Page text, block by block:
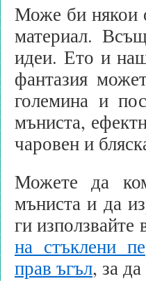
Може би някои
материал.
идеи. Ето и
фантазия
големина и
мъниста,
чаровен и
Можете да
мъниста и да
ги
на стъклени
прав ъгъл, за